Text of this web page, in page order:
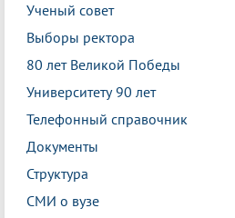
Ученый совет
Выборы ректора
80 лет Великой Победы
Университету 90 лет
Телефонный справочник
Документы
Структура
СМИ о вузе